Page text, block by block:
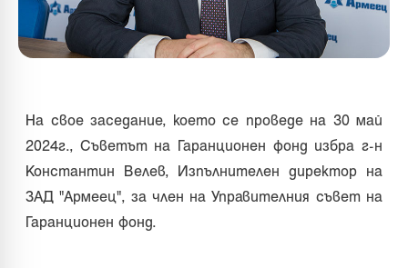
На свое заседание, което се проведе на 30 май
2024г., Съветът на Гаранционен фонд избра г-н
Константин Велев, Изпълнителен директор на
ЗАД "Армеец", за член на Управителния съвет на
Гаранционен фонд.